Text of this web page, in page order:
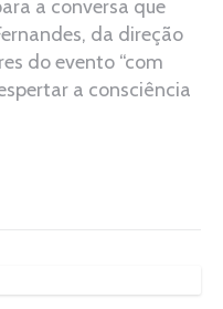
a conversa que
da direção
do evento “com
a consciência